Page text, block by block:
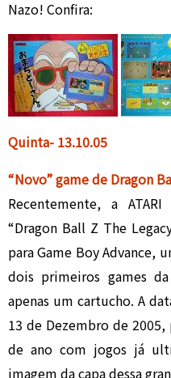
Nazo! Confira:
Quinta- 13.10.05
“Novo” game de Dragon
Recentemente, a
“Dragon Ball Z The
para Game Boy Advance,
dois primeiros games
apenas um cartucho. A
13 de Dezembro de
de ano com jogos já
imagem da capa dessa